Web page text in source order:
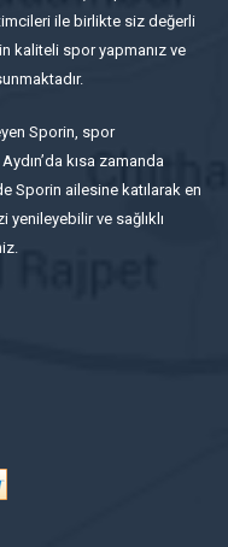
ile birlikte siz değerli
kaliteli spor yapmanız ve
Sporin, spor
kısa zamanda
Sporin ailesine katılarak en
ve sağlıklı